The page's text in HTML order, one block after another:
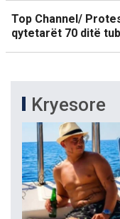
Top Channel/
qytetarët 70 ditë
Kryesore